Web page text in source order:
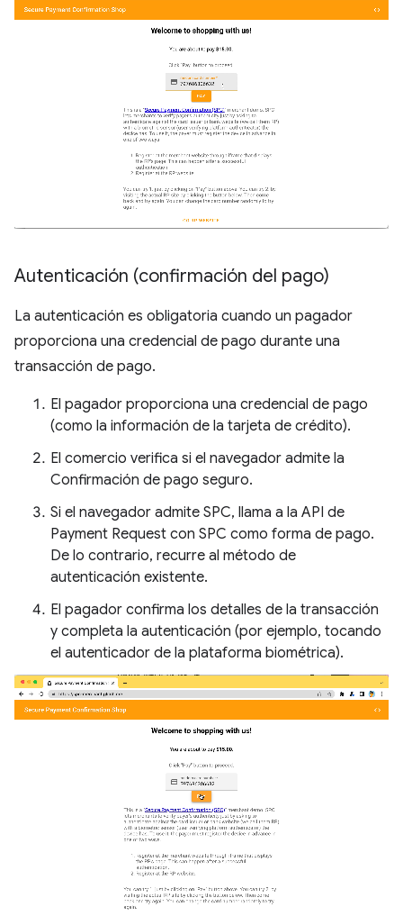
Autenticación (confirmación del pago)
La autenticación es obligatoria cuando un pagador
proporciona una credencial de pago durante una
transacción de pago.
El pagador proporciona una credencial de pago
(como la información de la tarjeta de crédito).
El comercio verifica si el navegador admite la
Confirmación de pago seguro.
Si el navegador admite SPC, llama a la API de
Payment Request con SPC como forma de pago.
De lo contrario, recurre al método de
autenticación existente.
El pagador confirma los detalles de la transacción
y completa la autenticación (por ejemplo, tocando
el autenticador de la plataforma biométrica).